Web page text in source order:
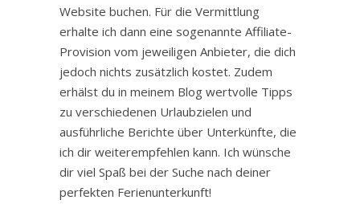
Website buchen. Für die Vermittlung
erhalte ich dann eine sogenannte Affiliate-
Provision vom jeweiligen Anbieter, die dich
jedoch nichts zusätzlich kostet. Zudem
erhälst du in meinem Blog wertvolle Tipps
zu verschiedenen Urlaubzielen und
ausführliche Berichte über Unterkünfte, die
ich dir weiterempfehlen kann. Ich wünsche
dir viel Spaß bei der Suche nach deiner
perfekten Ferienunterkunft!